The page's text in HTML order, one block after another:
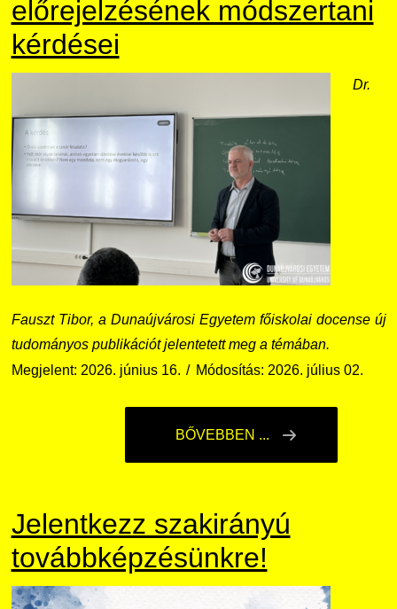
előrejelzésének módszertani
kérdései
Dr.
Fauszt Tibor, a Dunaújvárosi Egyetem főiskolai docense új
tudományos publikációt jelentetett meg a témában.
Megjelent: 2026. június 16.
Módosítás: 2026. július 02.
BŐVEBBEN ...
Jelentkezz szakirányú
továbbképzésünkre!